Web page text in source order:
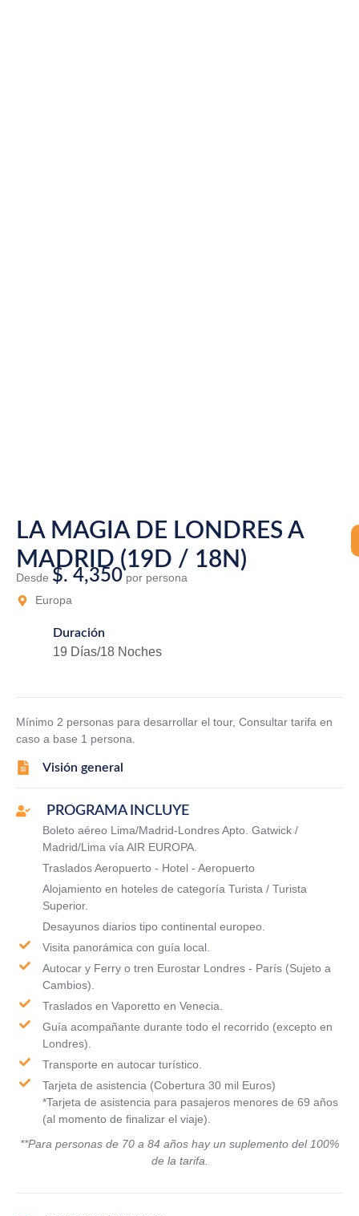
LA MAGIA DE LONDRES A
MADRID (19D / 18N)
Desde $. 4,350 por persona
Europa
Duración
19 Días/18 Noches
Mínimo 2 personas para desarrollar el tour, Consultar tarifa en
caso a base 1 persona.
Visión general
PROGRAMA INCLUYE
Boleto aéreo Lima/Madrid-Londres Apto. Gatwick /
Madrid/Lima vía AIR EUROPA.
Traslados Aeropuerto - Hotel - Aeropuerto
Alojamiento en hoteles de categoría Turista / Turista
Superior.
Desayunos diarios tipo continental europeo.
Visita panorámica con guía local.
Autocar y Ferry o tren Eurostar Londres - París (Sujeto a
Cambios).
Traslados en Vaporetto en Venecia.
Guía acompañante durante todo el recorrido (excepto en
Londres).
Transporte en autocar turístico.
Tarjeta de asistencia (Cobertura 30 mil Euros)
*Tarjeta de asistencia para pasajeros menores de 69 años
(al momento de finalizar el viaje).
**Para personas de 70 a 84 años hay un suplemento del 100%
de la tarifa.